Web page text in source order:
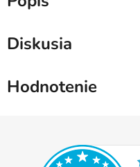
Diskusia
Hodnotenie